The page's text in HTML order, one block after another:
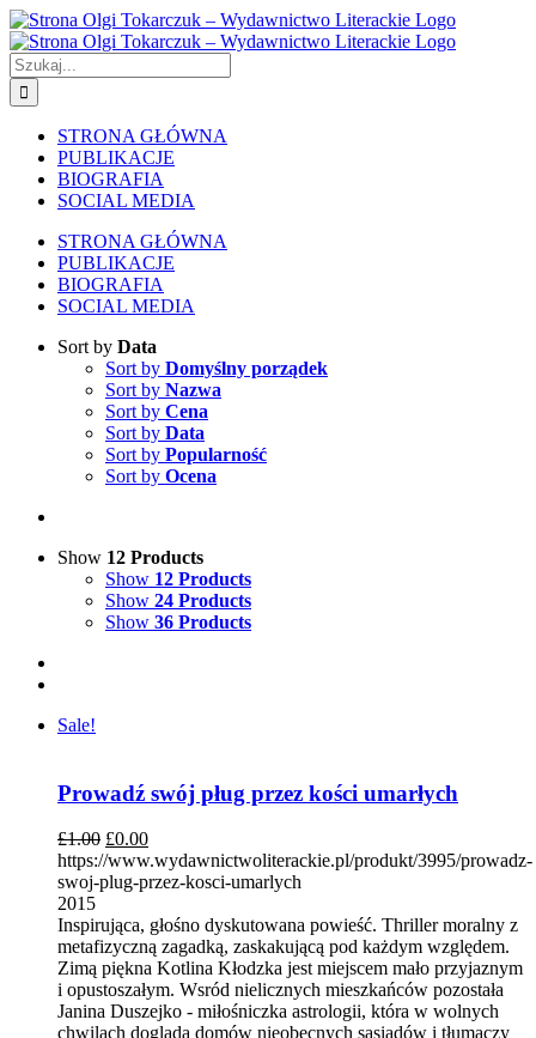
Skip
to
content
Szukaj
STRONA GŁÓWNA
PUBLIKACJE
BIOGRAFIA
SOCIAL MEDIA
STRONA GŁÓWNA
PUBLIKACJE
BIOGRAFIA
SOCIAL MEDIA
Sort by Data
Sort by Domyślny porządek
Sort by Nazwa
Sort by Cena
Sort by Data
Sort by Popularność
Sort by Ocena
Show 12 Products
Show 12 Products
Show 24 Products
Show 36 Products
Sale!
Prowadź swój pług przez kości umarłych
£1.00 £0.00
https://www.wydawnictwoliterackie.pl/produkt/3995/prowadz-
swoj-plug-przez-kosci-umarlych
2015
Inspirująca, głośno dyskutowana powieść. Thriller moralny z
metafizyczną zagadką, zaskakującą pod każdym względem.
Zimą piękna Kotlina Kłodzka jest miejscem mało przyjaznym
i opustoszałym. Wsród nielicznych mieszkańców pozostała
Janina Duszejko - miłośniczka astrologii, która w wolnych
chwilach dogląda domów nieobecnych sąsiadów i tłumaczy